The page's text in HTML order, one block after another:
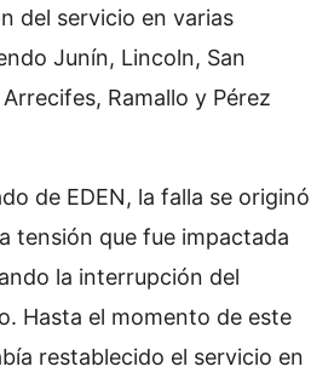
del servicio en varias
Junín, Lincoln, San
Ramallo y Pérez
de EDEN, la falla se originó
tensión que fue impactada
la interrupción del
Hasta el momento de este
restablecido el servicio en